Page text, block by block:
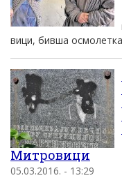
ви­ци, бив­ша
Митровици
05.03.2016. - 13:29